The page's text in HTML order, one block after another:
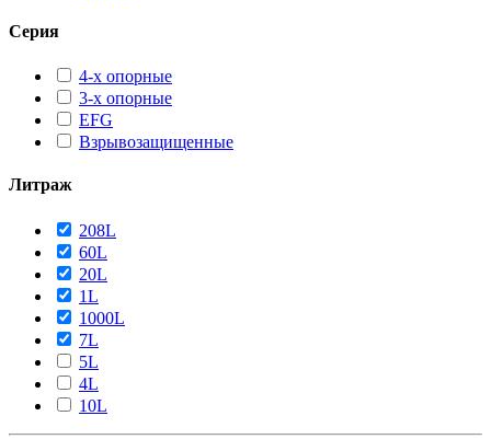
Серия
4-х опорные
3-х опорные
EFG
Взрывозащищенные
Литраж
208L
60L
20L
1L
1000L
7L
5L
4L
10L